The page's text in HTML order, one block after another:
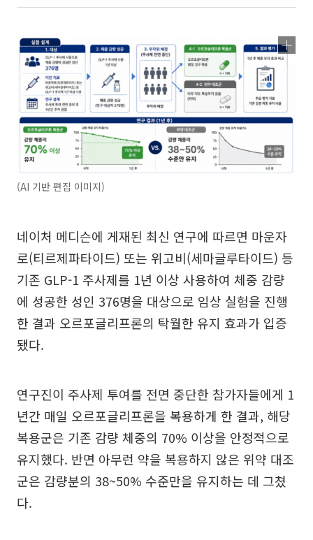
(AI 기반 편집 이미지)
네이처 메디슨에 게재된 최신 연구에 따르면 마운자
로(티르제파타이드) 또는 위고비(세마글루타이드) 등
기존 GLP-1 주사제를 1년 이상 사용하여 체중 감량
에 성공한 성인 376명을 대상으로 임상 실험을 진행
한 결과 오르포글리프론의 탁월한 유지 효과가 입증
됐다.
연구진이 주사제 투여를 전면 중단한 참가자들에게 1
년간 매일 오르포글리프론을 복용하게 한 결과, 해당
복용군은 기존 감량 체중의 70% 이상을 안정적으로
유지했다. 반면 아무런 약을 복용하지 않은 위약 대조
군은 감량분의 38~50% 수준만을 유지하는 데 그쳤
다.